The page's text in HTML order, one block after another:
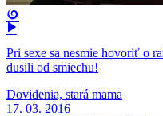
Pri sexe sa nesmie hovoriť o
dusili od smiechu!
Dovidenia, stará mama
17. 03. 2016